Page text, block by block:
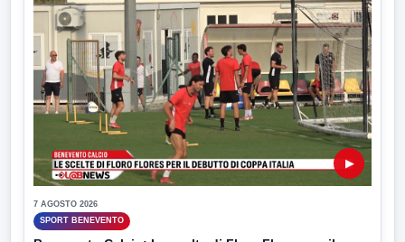
▶
7 AGOSTO 2026
SPORT BENEVENTO